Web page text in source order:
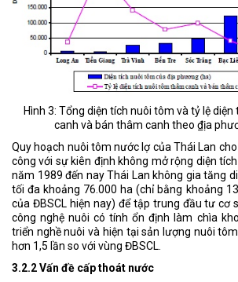
Hình 3: Tổng diện tích nuôi tôm và tỷ lệ
canh và bán thâm canh theo ₫ịa
Quy hoạch nuôi tôm nước lợ của Thái Lan
công với sự kiên định không mở rộng diện
năm 1989 đến nay Thái Lan không gia tăng
tối đa khoảng 76.000 ha (chỉ bằng khoảng
của ĐBSCL hiện nay) để tập trung đầu tư cơ
công nghệ nuôi có tính ổn định làm chìa
triển nghề nuôi và hiện tại sản lượng nuôi
hơn 1,5 lần so với vùng ĐBSCL.
3.2.2 Vấn đề cấp thoát nước